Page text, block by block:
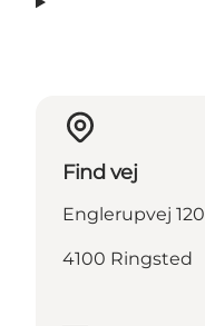
Find vej
Englerupvej 120
4100 Ringsted